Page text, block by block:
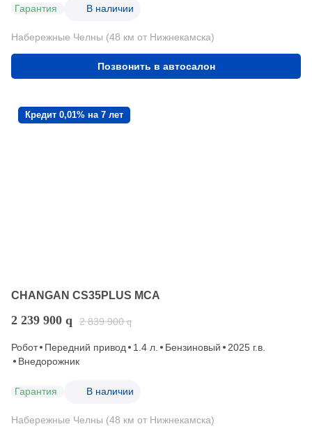
Гарантия В наличии
Набережные Челны (48 км от Нижнекамска)
Позвонить в автосалон
Кредит 0,01% на 7 лет
CHANGAN CS35PLUS MCA
2 239 900 q 2 839 900 q
Робот Передний привод 1.4 л. Бензиновый
2025 г.в.
Внедорожник
Гарантия В наличии
Набережные Челны (48 км от Нижнекамска)